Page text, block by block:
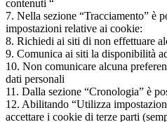
contenuti “
7. Nella sezione “Tracciamento” è
impostazioni relative ai cookie:
8. Richiedi ai siti di non effettuare
9. Comunica ai siti la disponibilità
10. Non comunicare alcuna
dati personali
11. Dalla sezione “Cronologia” è
12. Abilitando “Utilizza
accettare i cookie di terze parti